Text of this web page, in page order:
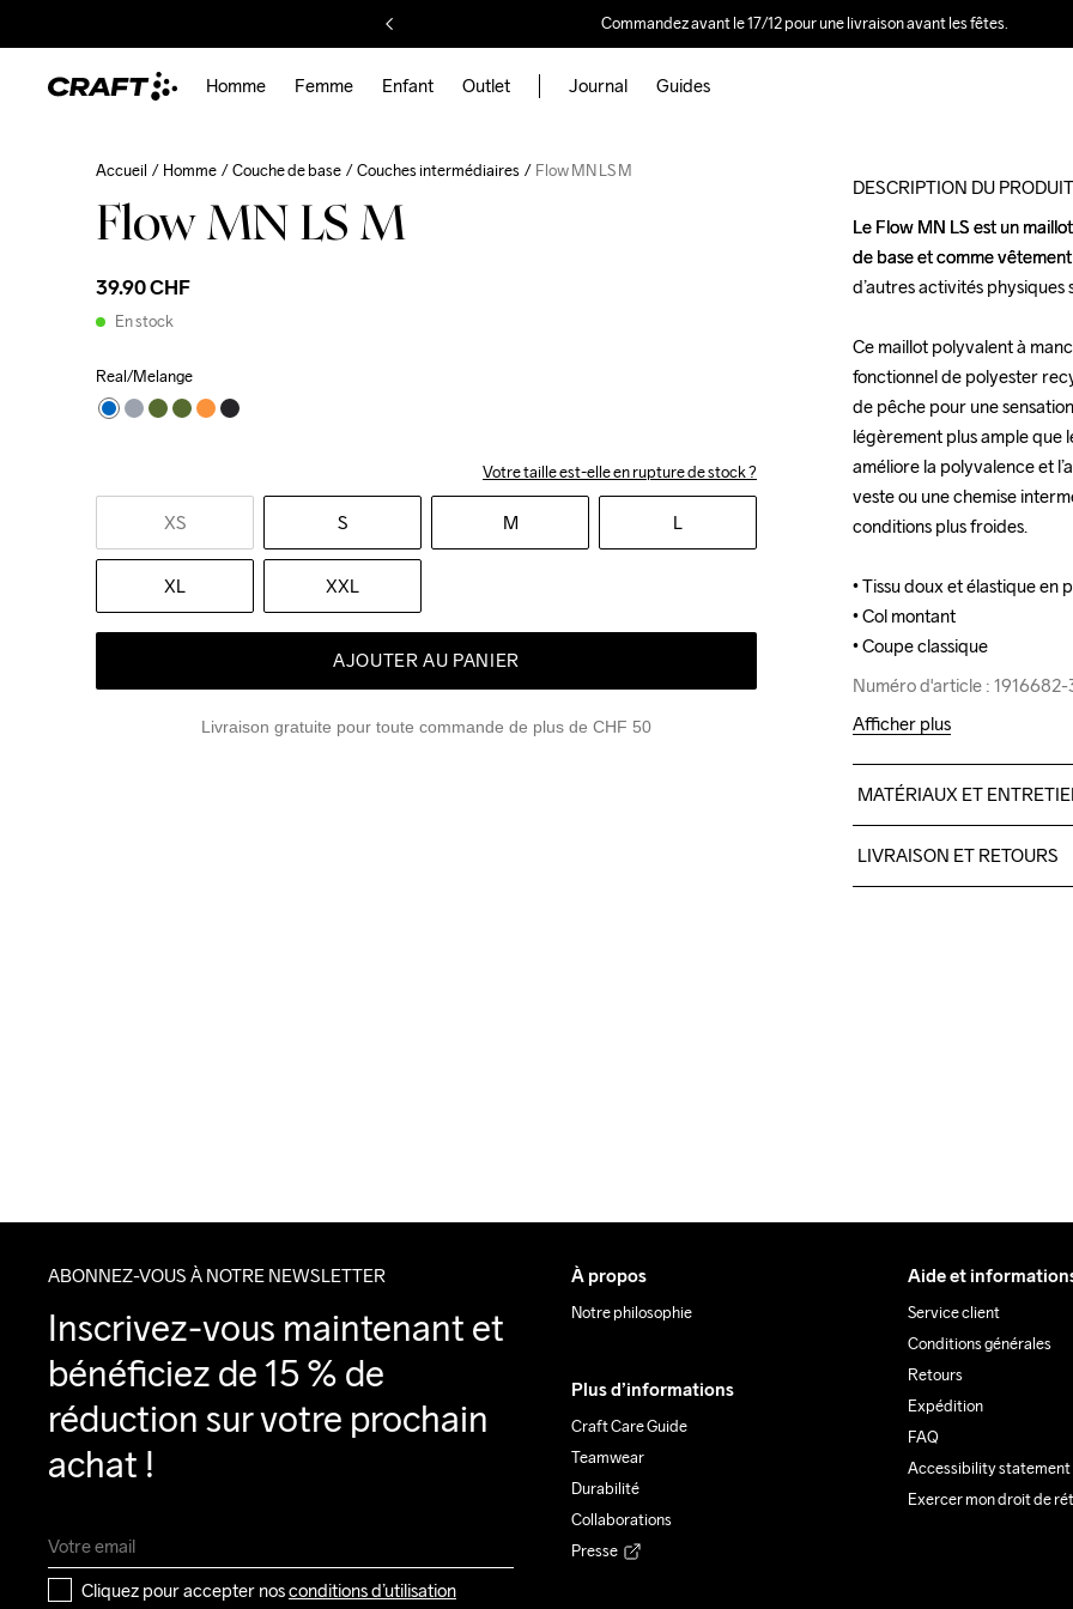
Commandez avant le 17/12 pour une livraison avant les fêtes.
Homme Femme Enfant Outlet Journal Guides
Accueil Homme Couche de base Couches intermédiaires Flow MN LS M
Flow MN LS M
39.90 CHF
En stock
Real/Melange
Votre taille est-elle en rupture de stock ?
XS S M L
XL XXL
AJOUTER AU PANIER
Livraison gratuite pour toute commande de plus de CHF 50
DESCRIPTION DU PRODUIT
Le Flow MN LS est un
de base et comme
d’autres activités physiques
Ce maillot polyvalent à
fonctionnel de polyester
de pêche pour une
légèrement plus ample que
améliore la polyvalence et
veste ou une chemise
conditions plus froides.
• Tissu doux et élastique en
• Col montant
• Coupe classique
Numéro d'article :
Le Flow MN LS est un
de base et comme
d’autres activités physiques
Ce maillot polyvalent à
fonctionnel de polyester
de pêche pour une
légèrement plus ample que
améliore la polyvalence et
veste ou une chemise
conditions plus froides.
• Tissu doux et élastique en
• Col montant
• Coupe classique
Numéro d'article :
Afficher plus
MATÉRIAUX ET
LIVRAISON ET RETOURS
ABONNEZ-VOUS À NOTRE NEWSLETTER
Inscrivez-vous maintenant et
bénéficiez de 15 % de
réduction sur votre prochain
achat !
Cliquez pour accepter nos conditions d’utilisation
À propos
Notre philosophie
Plus d’informations
Craft Care Guide
Teamwear
Durabilité
Collaborations
Presse
Aide et
Service client
Conditions générales
Retours
Expédition
FAQ
Accessibility statement
Exercer mon droit de